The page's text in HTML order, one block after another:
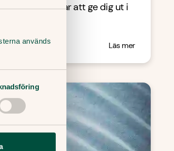
används
sju anledningar att ge dig ut i
Läs mer